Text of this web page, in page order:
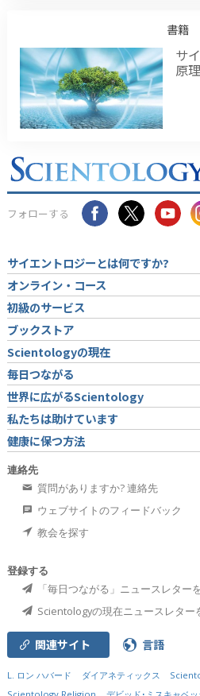
書籍
サ
原理
フォローする
サイエントロジーとは何ですか?
オンライン・コース
初級のサービス
ブックストア
Scientologyの現在
毎日つながる
世界に広がるScientology
私たちは助けています
健康に保つ方法
連絡先
質問がありますか? 連絡先
ウェブサイトのフィードバック
教会を探す
登録する
「毎日つながる」ニュースレター
Scientologyの現在ニュースレター
関連サイト 言語
L. ロン ハバード ダイアネティックス